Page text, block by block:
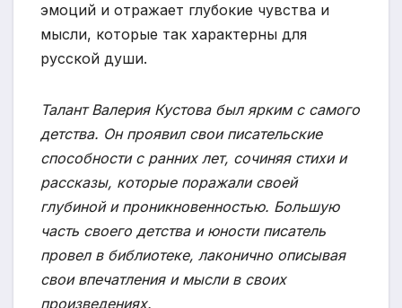
эмоций и отражает глубокие чувства и
мысли, которые так характерны для
русской души.
Талант Валерия Кустова был ярким с самого
детства. Он проявил свои писательские
способности с ранних лет, сочиняя стихи и
рассказы, которые поражали своей
глубиной и проникновенностью. Большую
часть своего детства и юности писатель
провел в библиотеке, лаконично описывая
свои впечатления и мысли в своих
произведениях.